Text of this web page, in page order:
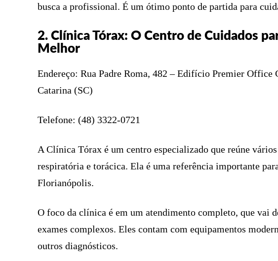
busca a profissional. É um ótimo ponto de partida para
2. Clínica Tórax: O Centro de Cuidados
Melhor
Endereço: Rua Padre Roma, 482 – Edifício Premier Office
Catarina (SC)
Telefone: (48) 3322-0721
A Clínica Tórax é um centro especializado que reúne
respiratória e torácica. Ela é uma referência importante
Florianópolis.
O foco da clínica é em um atendimento completo, que vai
exames complexos. Eles contam com equipamentos
outros diagnósticos.